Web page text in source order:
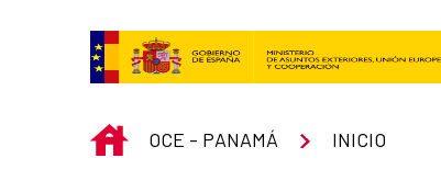
INICIO
OCE - PANAMÁ INICIO